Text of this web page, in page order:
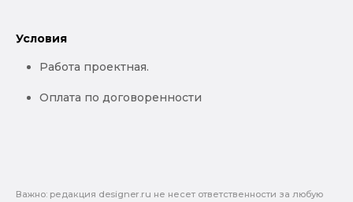
Условия
Работа проектная.
Оплата по договоренности
Важно: pедакция designer.ru не несет ответственности за любую